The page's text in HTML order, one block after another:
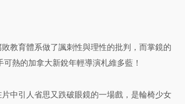
教育體系做了諷刺性與理性的批判，而掌鏡的
熱的加拿大新銳年輕導演札維多藍！
中引人省思又跌破眼鏡的一場戲，是輪椅少女